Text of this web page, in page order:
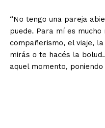
“No tengo una pareja
puede. Para mí es
compañerismo, el viaje,
mirás o te hacés la
aquel momento,